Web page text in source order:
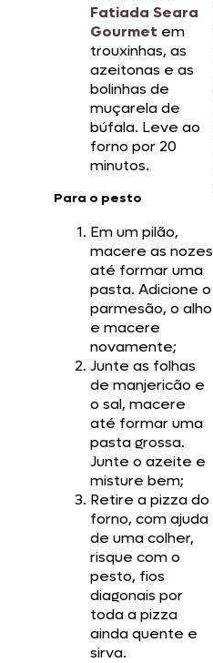
Fatiada Seara
Gourmet em
trouxinhas, as
azeitonas e as
bolinhas de
muçarela de
búfala. Leve ao
forno por 20
minutos.
Para o pesto
Em um pilão,
macere as nozes
até formar uma
pasta. Adicione o
parmesão, o alho
e macere
novamente;
Junte as folhas
de manjericão e
o sal, macere
até formar uma
pasta grossa.
Junte o azeite e
misture bem;
Retire a pizza do
forno, com ajuda
de uma colher,
risque com o
pesto, fios
diagonais por
toda a pizza
ainda quente e
sirva.